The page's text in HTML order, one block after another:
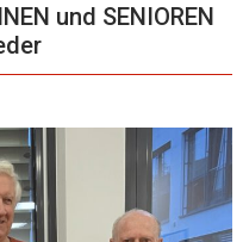
und SENIOREN